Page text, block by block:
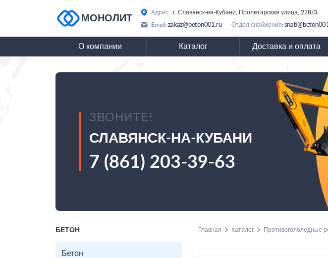
МОНОЛИТ
Адрес: г. Славянск-на-Кубани, Пролетарская улица, 228/3
Email: zakaz@beton001.ru Отдел снабжения:
О компании Каталог Доставка и оплата
ЗВОНИТЕ!
СЛАВЯНСК-НА-КУБАНИ
7 (861) 203-39-63
БЕТОН
Бетон
Главная Каталог Противогололедные